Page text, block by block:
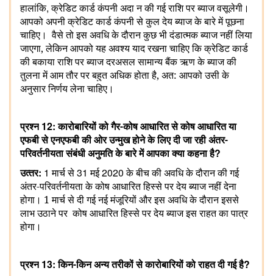
हालांकि,क्रेडिट कार्ड कंपनी अदा न की गई राशि पर ब्‍याज वसूलेगी।
आपको अपनी क्रेडिट कार्ड कंपनी से कुल देय ब्याजके बारे में पूछना
चाहिए। वैसे तो इस अवधि के दौरान कुछ भी दंडात्मक ब्याज नहीं लिया
जाएगा, लेकिन आपको यह अवश्‍य याद रखना चाहिए कि क्रेडिट कार्ड
की बकाया राशि पर ब्याज दरअसल सामान्य बैंक ऋण के ब्‍याज की
तुलना में आम तौर पर बहुत अधिक होता है, अत: आपको उसी के
अनुसार निर्णय लेना चाहिए।
प्रश्‍न 12:कारोबारियों को गैर-कोष आधारित से कोष आधारित या
एफबी से एनएफबी की ओर उन्‍मुख होने के लिए दी जा रही अंतर-
परिवर्तनीयता संबंधी अनुमति के बारे में आपका क्‍या कहना है?
उत्‍तर: 1मार्च से31मई2020के बीच की अवधि के दौरान की गई
अंतर-परिवर्तनीयता के कोष आधारित हिस्से पर देय ब्याज नहीं देना
होगा। 1 मार्च से दी गई नई मंजूरियों और इस अवधि के दौरानइससे
लाभ उठाने पर कोष आधारित हिस्‍से पर देय ब्याज इस राहत का पात्र
होगा।
प्रश्‍न 13:किन-किन अन्य तरीकों से कारोबारियों को राहत दी गई है?